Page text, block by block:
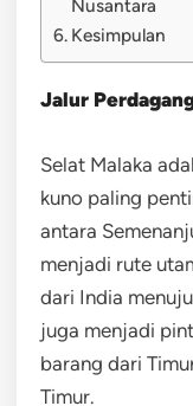
Nusantara
Kesimpulan
Jalur
Selat Malaka
kuno paling
antara
menjadi rute
dari India
juga menjadi
barang dari
Timur.